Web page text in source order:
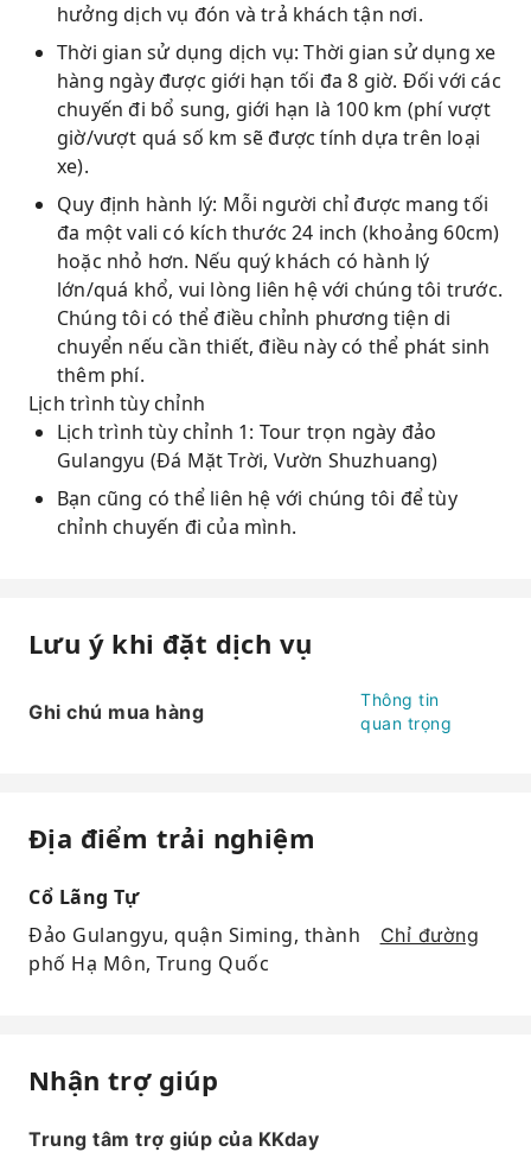
hưởng dịch vụ đón và trả khách tận nơi.
Thời gian sử dụng dịch vụ: Thời gian sử dụng xe
hàng ngày được giới hạn tối đa 8 giờ. Đối với các
chuyến đi bổ sung, giới hạn là 100 km (phí vượt
giờ/vượt quá số km sẽ được tính dựa trên loại
xe).
Quy định hành lý: Mỗi người chỉ được mang tối
đa một vali có kích thước 24 inch (khoảng 60cm)
hoặc nhỏ hơn. Nếu quý khách có hành lý
lớn/quá khổ, vui lòng liên hệ với chúng tôi trước.
Chúng tôi có thể điều chỉnh phương tiện di
chuyển nếu cần thiết, điều này có thể phát sinh
thêm phí.
Lịch trình tùy chỉnh
Lịch trình tùy chỉnh 1: Tour trọn ngày đảo
Gulangyu (Đá Mặt Trời, Vườn Shuzhuang)
Bạn cũng có thể liên hệ với chúng tôi để tùy
chỉnh chuyến đi của mình.
Lưu ý khi đặt dịch vụ
Ghi chú mua hàng
Thông tin
quan trọng
Địa điểm trải nghiệm
Cổ Lãng Tự
Đảo Gulangyu, quận Siming, thành
phố Hạ Môn, Trung Quốc
Chỉ đường
Nhận trợ giúp
Trung tâm trợ giúp của KKday